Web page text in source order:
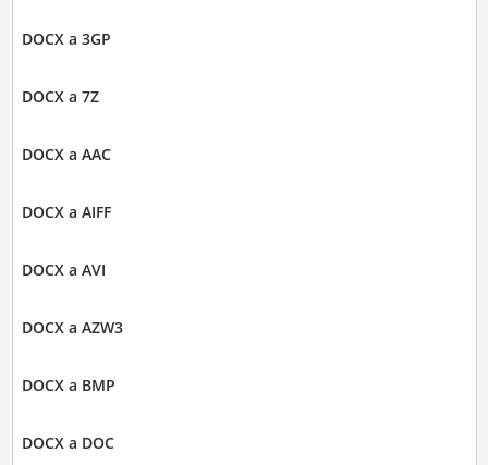
DOCX a 3GP
DOCX a 7Z
DOCX a AAC
DOCX a AIFF
DOCX a AVI
DOCX a AZW3
DOCX a BMP
DOCX a DOC